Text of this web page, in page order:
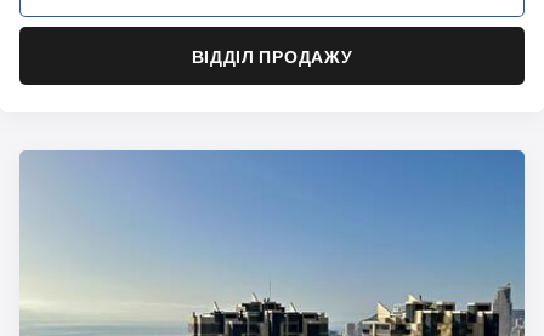
ВІДДІЛ ПРОДАЖУ